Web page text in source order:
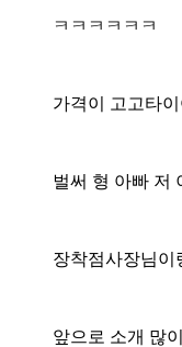
ㅋㅋㅋㅋㅋㅋ
가격이 고고타
벌써 형 아빠 저
장착점사장님이
앞으로 소개 많